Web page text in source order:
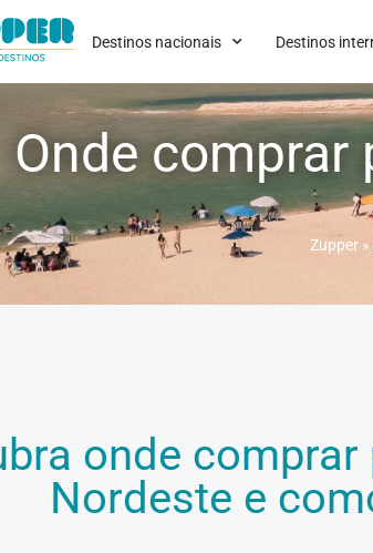
Destinos nacionais Destinos
Onde comprar
Zupper»
onde
Nordeste e